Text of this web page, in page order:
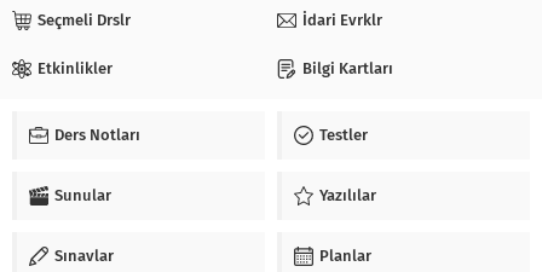
Seçmeli Drslr İdari Evrklr
Etkinlikler Bilgi Kartları
Ders Notları Testler
Sunular Yazılılar
Sınavlar Planlar